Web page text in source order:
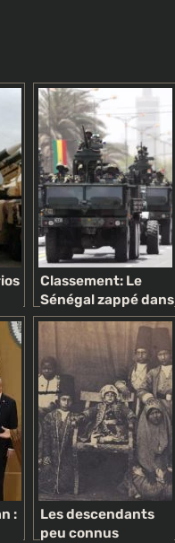
Classement: Le
Sénégal zappé dans
le top 30 des
puissances
militaires
africaines…
:
Les descendants
peu connus